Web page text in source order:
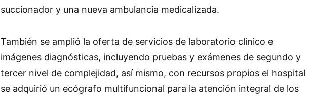
succionador y una nueva ambulancia medicalizada.
También se amplió la oferta de servicios de laboratorio clínico e
imágenes diagnósticas, incluyendo pruebas y exámenes de segundo y
tercer nivel de complejidad, así mismo, con recursos propios el hospital
se adquirió un ecógrafo multifuncional para la atención integral de los